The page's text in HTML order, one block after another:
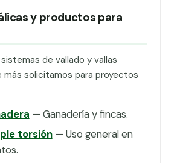
y productos para
de vallado y vallas
más solicitamos para proyectos
— Ganadería y fincas.
torsión— Uso general en